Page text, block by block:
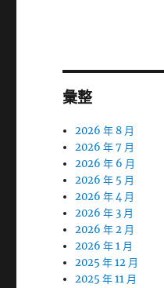
彙整
2026 年 8 月
2026 年 7 月
2026 年 6 月
2026 年 5 月
2026 年 4 月
2026 年 3 月
2026 年 2 月
2026 年 1 月
2025 年 12 月
2025 年 11 月